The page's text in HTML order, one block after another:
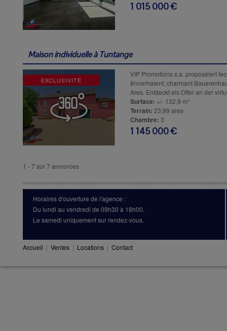
1 015 000 €
Maison individuelle àTuntange
EXCLUSIVITÉ
VIP Promotions s.a. proposéiert
ënnerhalent, charmant
Ares. Entdeckt eis Offer an der
Surface: +/- 132,9 m²
Terrain: 23,99 ares
Chambre: 3
1 145 000 €
1 - 7 sur 7 annonces
Horaires d'ouverture de l'agence :
Du lundi au vendredi de 09h30 à 18h00.
Le samedi uniquement sur rendez-vous.
Accueil | Ventes | Locations | Contact